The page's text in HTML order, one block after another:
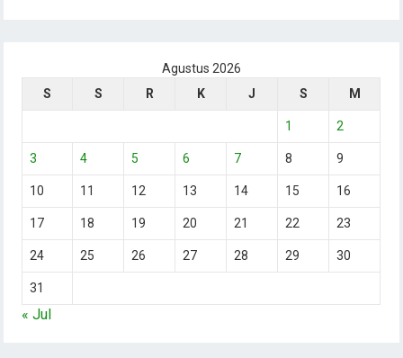
Agustus 2026
S
S R K J S M
1 2
3 4 5 6 7 8 9
10 11 12 13 14 15 16
17 18 19 20 21 22 23
24 25 26 27 28 29 30
31
« Jul